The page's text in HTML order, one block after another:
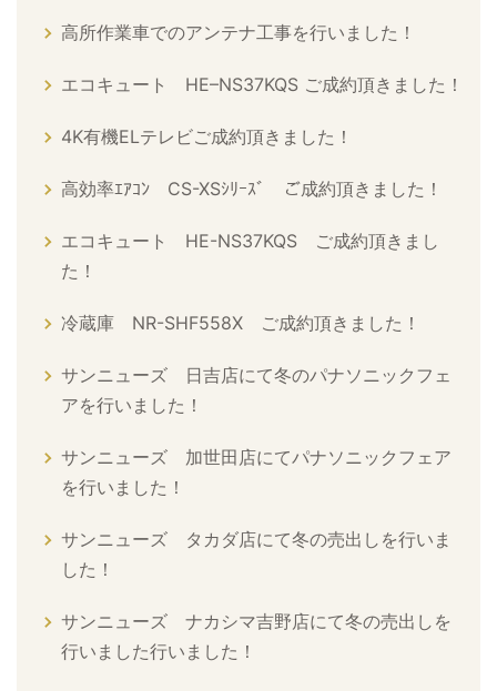
高所作業車でのアンテナ工事を行いました！
エコキュート HE–NS37KQS ご成約頂きました！
4K有機ELテレビご成約頂きました！
高効率ｴｱｺﾝ CS-XSｼﾘｰｽﾞ ご成約頂きました！
エコキュート HE-NS37KQS ご成約頂きまし
た！
冷蔵庫 NR-SHF558X ご成約頂きました！
サンニューズ 日吉店にて冬のパナソニックフェ
アを行いました！
サンニューズ 加世田店にてパナソニックフェア
を行いました！
サンニューズ タカダ店にて冬の売出しを行いま
した！
サンニューズ ナカシマ吉野店にて冬の売出しを
行いました行いました！